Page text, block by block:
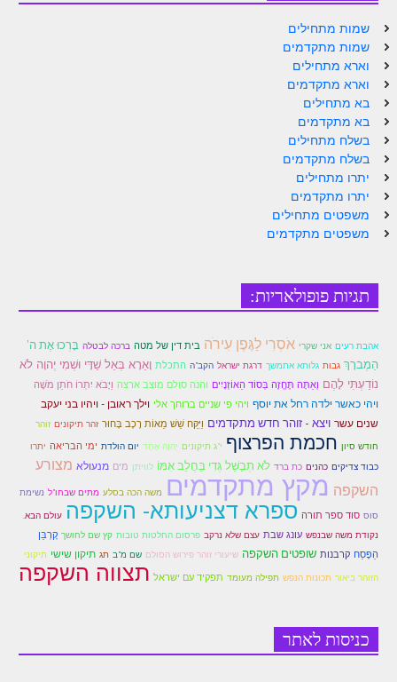
ספר הזוהר אמור השקפה
הזוהר הקדוש פרשת בהר למתחילים
הזוהר הקדוש פרשת בהר – מתקדמים
זוהר בחוקותי למתחילים
זוהר הקדוש בחוקותי למתקדמים
ספר הזוהר – במדבר
זוהר במדבר מתחילים
זוהר נשא למתחילים
זוהר בהעלותך למתחילים
זוהר בהעלותך למתקדמים
זוהר שלח לך למתקדמים
זוהר קורח למתחילים
זוהר קורח למתקדמים
זוהר בלק למתחילים
שמות מתחילים
שמות מתקדמים
וארא מתחילים
וארא מתקדמים
בא מתחילים
בא מתקדמים
בשלח מתחילים
בשלח מתקדמים
יתרו מתחילים
יתרו מתקדמים
משפטים מתחילים
משפטים מתקדמים
תגיות פופולאריות:
אהבת רעים אני שקרי אֹסְרִי לַגֶּפֶן עִירֹה בית דין של מטה ברכה לבטלה בָּרְכוּ אֶת ה'
הַמְברָךְ גבות גלותא אתמשך דרגת ישראל הקב"ה התכלת וָאֵרָא בְּאֵל שַׁדָּי וּשְׁמִי יְהוָה לֹא
נוֹדַעְתִּי לָהֶם וְאַתָּה תֶּחֱזֶה בְּסוֹד הַאוֹזְנָיִים והנה סולם מוצב ארצה וַיָּבֹא יִתְרוֹ חֹתֵן מֹשֶׁה
ויהי כאשר ילדה רחל את יוסף ויהי פי שניים ברוחך אלי וילך ראובן - ויהיו בני יעקב
שנים עשר ויצא - זוהר חדש מתקדמים וַיִּקַּח שֵׁשׁ מֵאוֹת רֶכֶב בָּחוּר זהר תיקונים זוהר
חודש סיון חכמת הפרצוף י"ג תיקונים יְהוָה אֶחָד יום הולדת ימי הבריאה יתרו
כבוד צדיקים כהנים כת ברד לֹא תְבַשֵּׁל גְּדִי בַּחֲלֵב אִמּוֹ לוויתן מים מנעולא מצורע
השקפה מקץ מתקדמים משה הכה בסלע מתים שבחו"ל נשימת
סוס סוד ספר תורה ספרא דצניעותא- השקפה עולם הבא.
נקודת משה שבנפש עונג שבת עצם שלא נרקב פרסום החלטות טובות קץ שם לחושך קָרְבַּן
הַפֶּסַח קרבנות שופטים השקפה שיעורי זוהר פירוש הסולם שם מ"ב תג תיקון שישי תיקוני
הזוהר ביאור תכונות הנפש תפילה מעומד תפקיד עם ישראל תצווה השקפה
כניסות לאתר